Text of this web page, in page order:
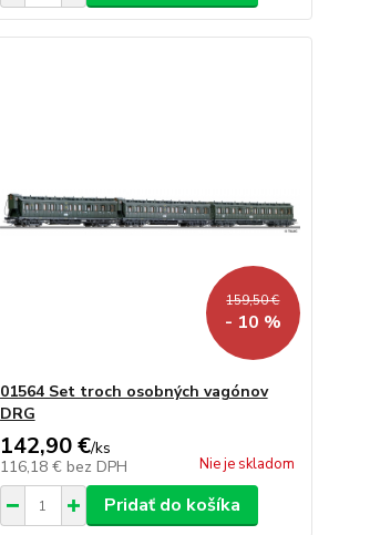
159,50 €
- 10 %
01564 Set troch osobných vagónov
DRG
142,90 €/ks
116,18 € bez DPH Nie je skladom
Pridať do košíka